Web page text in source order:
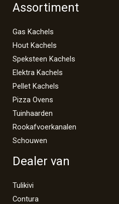
Assortiment
Gas Kachels
Hout Kachels
Speksteen Kachels
Elektra Kachels
Pellet Kachels
Pizza Ovens
Tuinhaarden
Rookafvoerkanalen
Schouwen
Dealer van
Tulikivi
Contura